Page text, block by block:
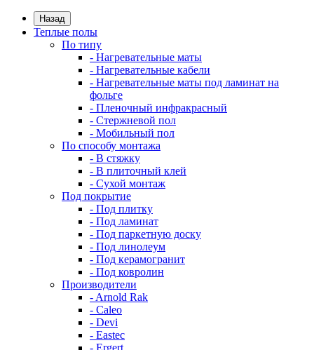
Назад
Теплые полы
По типу
- Нагревательные маты
- Нагревательные кабели
- Нагревательные маты под ламинат на
фольге
- Пленочный инфракрасный
- Стержневой пол
- Мобильный пол
По способу монтажа
- В стяжку
- В плиточный клей
- Сухой монтаж
Под покрытие
- Под плитку
- Под ламинат
- Под паркетную доску
- Под линолеум
- Под керамогранит
- Под ковролин
Производители
- Arnold Rak
- Caleo
- Devi
- Eastec
- Ergert